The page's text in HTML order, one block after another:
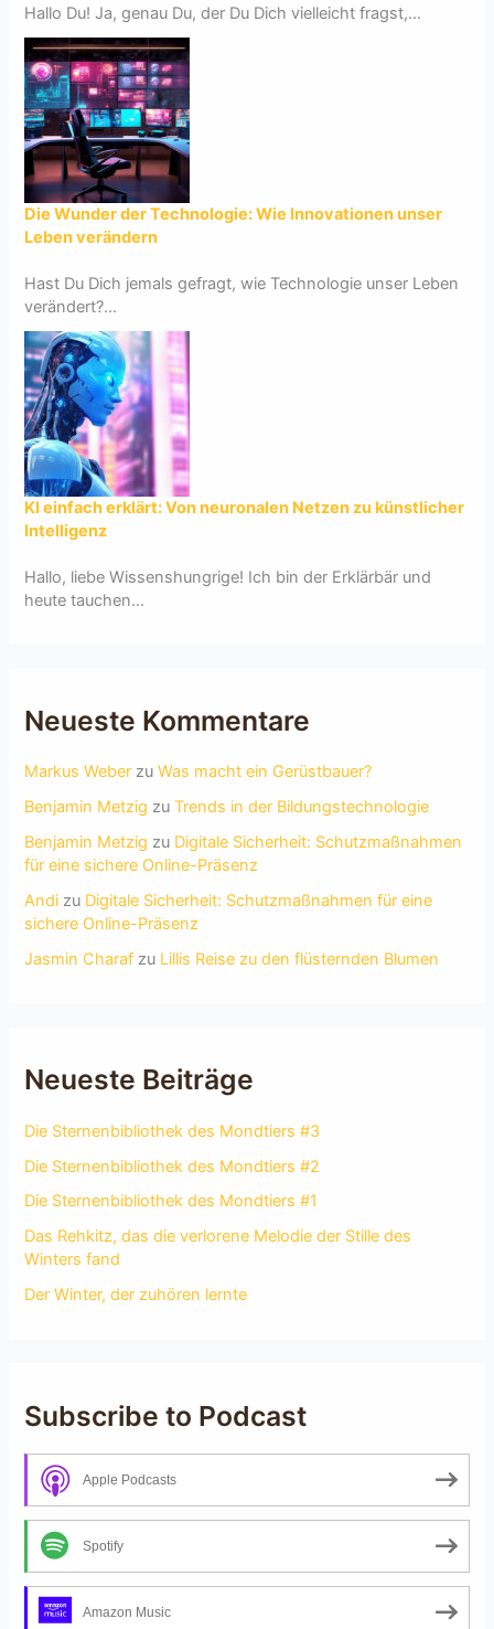
Hallo Du! Ja, genau Du, der Du Dich vielleicht fragst,...
Die Wunder der Technologie: Wie Innovationen unser
Leben verändern
Hast Du Dich jemals gefragt, wie Technologie unser Leben
verändert?...
KI einfach erklärt: Von neuronalen Netzen zu künstlicher
Intelligenz
Hallo, liebe Wissenshungrige! Ich bin der Erklärbär und
heute tauchen...
Neueste Kommentare
Markus Weber zuWas macht ein Gerüstbauer?
Benjamin Metzig zuTrends in der Bildungstechnologie
Benjamin Metzig zu Digitale Sicherheit: Schutzmaßnahmen
für eine sichere Online-Präsenz
Andi zu Digitale Sicherheit: Schutzmaßnahmen für eine
sichere Online-Präsenz
Jasmin Charaf zu Lillis Reise zu den flüsternden Blumen
Neueste Beiträge
Die Sternenbibliothek des Mondtiers #3
Die Sternenbibliothek des Mondtiers #2
Die Sternenbibliothek des Mondtiers #1
Das Rehkitz, das die verlorene Melodie der Stille des
Winters fand
Der Winter, der zuhören lernte
Subscribe to Podcast
Apple Podcasts
Spotify
Amazon Music